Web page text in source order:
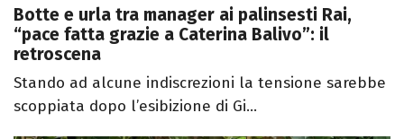
Botte e urla tra manager ai palinsesti Rai,
“pace fatta grazie a Caterina Balivo”: il
retroscena
Stando ad alcune indiscrezioni la tensione sarebbe
scoppiata dopo l’esibizione di Gi...